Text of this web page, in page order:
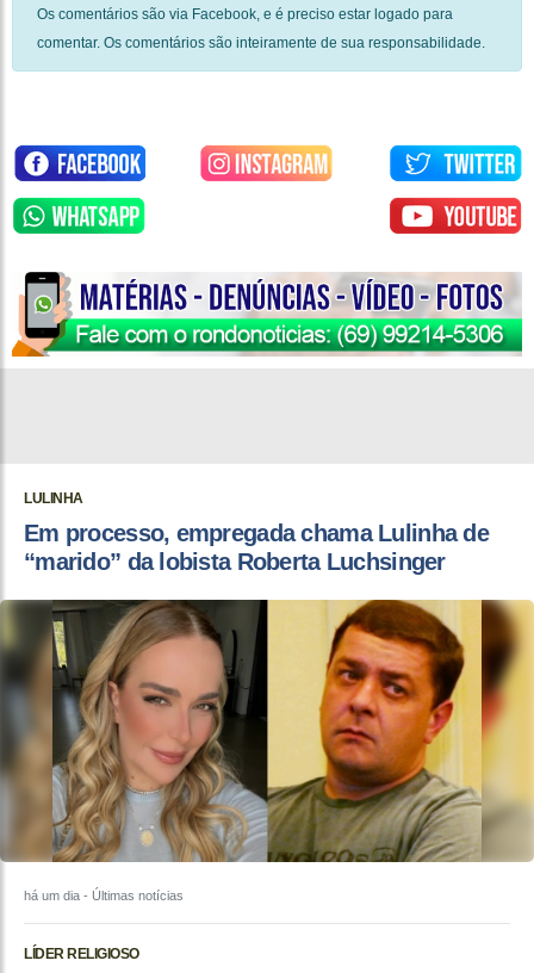
Os comentários são via Facebook, e é preciso estar logado para
comentar. Os comentários são inteiramente de sua responsabilidade.
LULINHA
Em processo, empregada chama Lulinha de
“marido” da lobista Roberta Luchsinger
há um dia - Últimas notícias
LÍDER RELIGIOSO